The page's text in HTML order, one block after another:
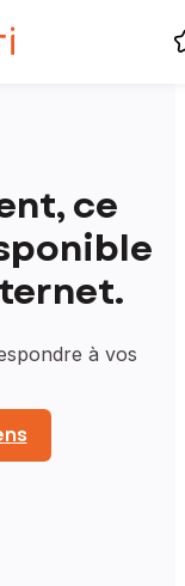
ce
à vos